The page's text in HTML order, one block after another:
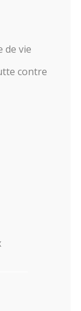
de vie
contre